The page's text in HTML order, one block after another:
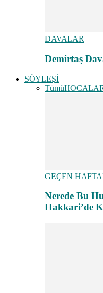
DAVALAR
Demirtaş
SÖYLEŞİ
Tümü
GEÇEN
Nerede Bu
Hakkari’de